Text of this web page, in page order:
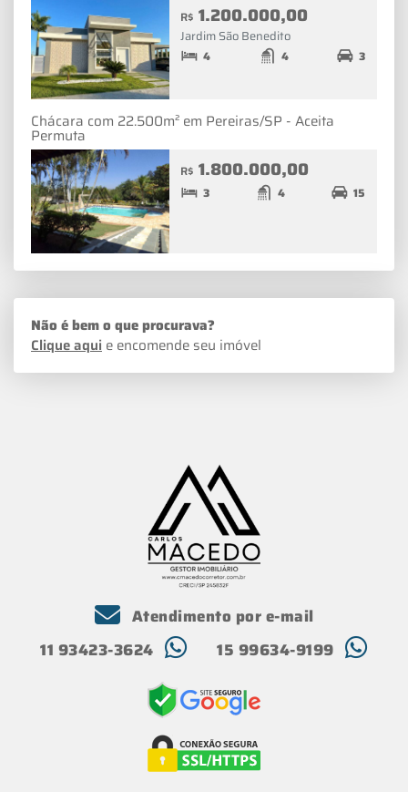
R$ 1.200.000,00
Jardim São Benedito
4 4 3
Chácara com 22.500m² em Pereiras/SP - Aceita
Permuta
R$ 1.800.000,00
3 4 15
Não é bem o que procurava?
Clique aqui e encomende seu imóvel
Atendimento por e-mail
11 93423-3624
15 99634-9199